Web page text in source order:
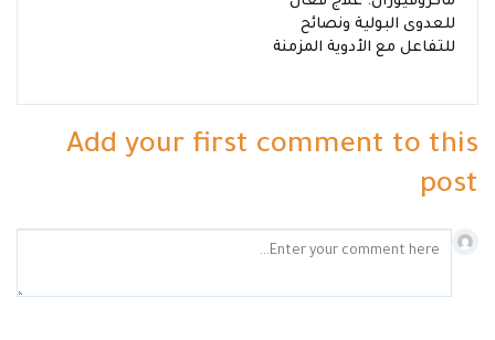
للعدوى البولية ونصائح
للتفاعل مع الأدوية المزمنة
Add your first comment to this
post